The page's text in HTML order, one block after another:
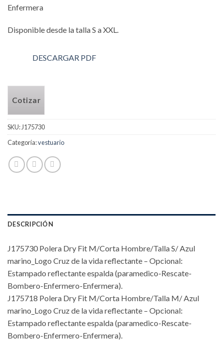
Enfermera
Disponible desde la talla S a XXL.
DESCARGAR PDF
Cotizar
SKU: J175730
Categoría:vestuario
DESCRIPCIÓN
J175730 Polera Dry Fit M/Corta Hombre/Talla S/ Azul
marino_Logo Cruz de la vida reflectante – Opcional:
Estampado reflectante espalda (paramedico-Rescate-
Bombero-Enfermero-Enfermera).
J175718 Polera Dry Fit M/Corta Hombre/Talla M/ Azul
marino_Logo Cruz de la vida reflectante – Opcional:
Estampado reflectante espalda (paramedico-Rescate-
Bombero-Enfermero-Enfermera).